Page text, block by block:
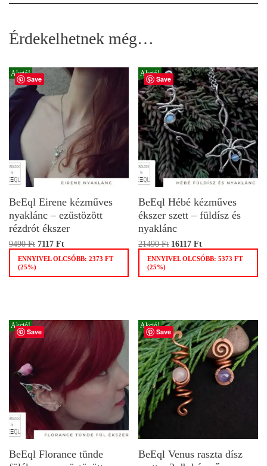
Érdekelhetnek még…
Save
Akció!
BeEql Eirene kézműves
nyaklánc – ezüstözött
rézdrót ékszer
9490Ft 7117 Ft
ENNYIVEL OLCSÓBB: 2373 FT
(25%)
Save
Akció!
BeEql Hébé kézműves
ékszer szett – füldísz és
nyaklánc
21490Ft 16117Ft
ENNYIVEL OLCSÓBB:5373FT
(25%)
Save
Akció!
BeEql Florance tünde
Save
Akció!
BeEql Venus raszta dísz